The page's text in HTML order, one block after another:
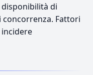
di
Fattori